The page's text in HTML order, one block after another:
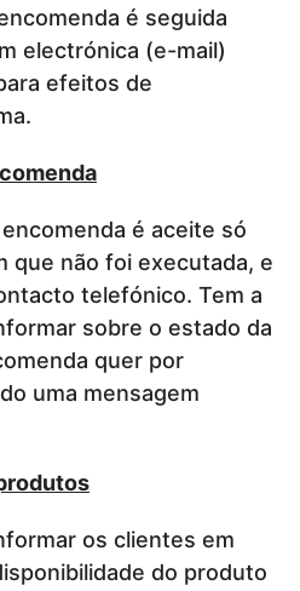
é seguida
electrónica (e-mail)
efeitos de
é aceite só
que não foi executada, e
telefónico. Tem a
sobre o estado da
quer por
uma mensagem
os clientes em
do produto